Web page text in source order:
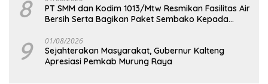
8
PT SMM dan Kodim 1013/Mtw Resmikan Fasilitas Air
Bersih Serta Bagikan Paket Sembako Kepada
9 01/08/2026
Sejahterakan Masyarakat, Gubernur Kalteng
Apresiasi Pemkab Murung Raya